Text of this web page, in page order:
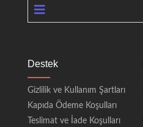
Destek
Gizlilik ve Kullanım Şartları
Kapıda Ödeme Koşulları
Teslimat ve İade Koşulları